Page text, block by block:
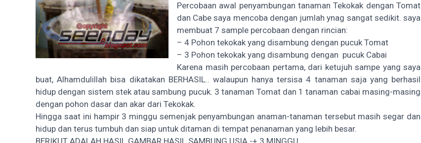
Percobaan awal penyambungan tanaman Tekokak dengan Tomat
dan Cabe saya mencoba dengan jumlah ynag sangat sedikit. saya
membuat 7 sample percobaan dengan rincian:
– 4 Pohon tekokak yang disambung dengan pucuk Tomat
– 3 Pohon tekokak yang disambung dengan pucuk Cabai
Karena masih percobaan pertama, dari ketujuh sampe yang saya
buat, Alhamdulillah bisa dikatakan BERHASIL.. walaupun hanya tersisa 4 tanaman saja yang berhasil
hidup dengan sistem stek atau sambung pucuk. 3 tanaman Tomat dan 1 tanaman cabai masing-masing
dengan pohon dasar dan akar dari Tekokak.
Hingga saat ini hampir 3 minggu semenjak penyambungan anaman-tanaman tersebut masih segar dan
hidup dan terus tumbuh dan siap untuk ditaman di tempat penanaman yang lebih besar.
BERIKUT ADALAH HASIL GAMBAR HASIL SAMBUNG USIA -+ 3 MINGGU